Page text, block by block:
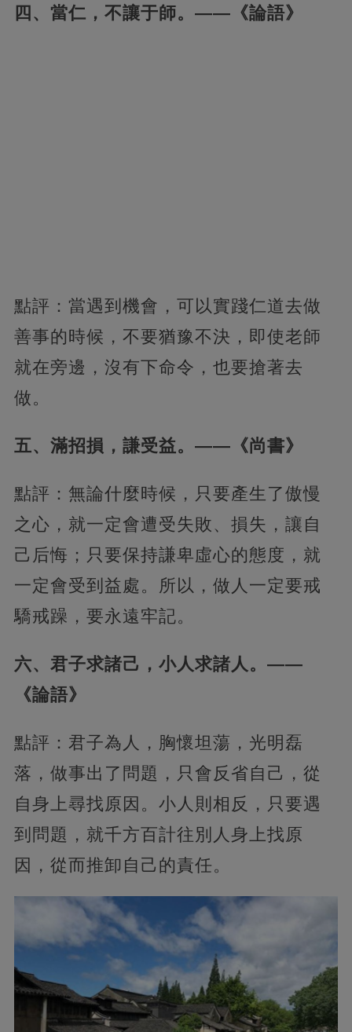
四、當仁，不讓于師。——《論語》
點評：當遇到機會，可以實踐仁道去做
善事的時候，不要猶豫不決，即使老師
就在旁邊，沒有下命令，也要搶著去
做。
五、滿招損，謙受益。——《尚書》
點評：無論什麼時候，只要產生了傲慢
之心，就一定會遭受失敗、損失，讓自
己后悔；只要保持謙卑虛心的態度，就
一定會受到益處。所以，做人一定要戒
驕戒躁，要永遠牢記。
六、君子求諸己，小人求諸人。——
《論語》
點評：君子為人，胸懷坦蕩，光明磊
落，做事出了問題，只會反省自己，從
自身上尋找原因。小人則相反，只要遇
到問題，就千方百計往別人身上找原
因，從而推卸自己的責任。